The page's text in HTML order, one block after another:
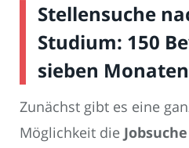
Stellensuche
Studium: 150
sieben
Zunächst gibt es eine
Möglichkeit die